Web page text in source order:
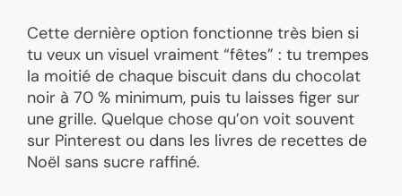
Cette dernière option fonctionne très bien si
tu veux un visuel vraiment “fêtes” : tu trempes
la moitié de chaque biscuit dans du chocolat
noir à 70 % minimum, puis tu laisses figer sur
une grille. Quelque chose qu’on voit souvent
sur Pinterest ou dans les livres de recettes de
Noël sans sucre raffiné.